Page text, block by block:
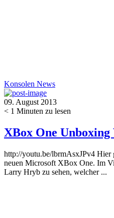
Konsolen News
09. August 2013
< 1 Minuten zu lesen
XBox One
http://youtu.be/lbrmAsxJPv4
neuen Microsoft XBox One. Im
Larry Hryb zu sehen, welcher ...